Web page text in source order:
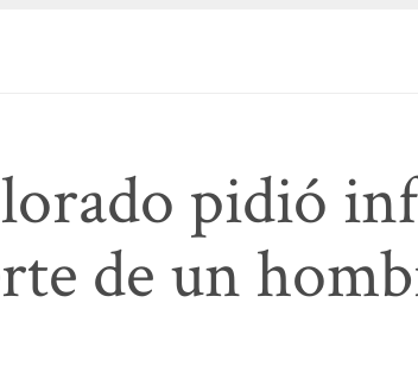
pidió
de un